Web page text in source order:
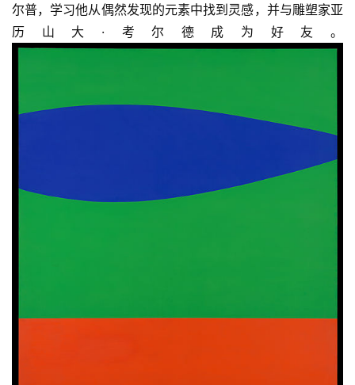
尔普，学习他从偶然发现的元素中找到灵感，并与雕塑家亚
历山大·考尔德成为好友。